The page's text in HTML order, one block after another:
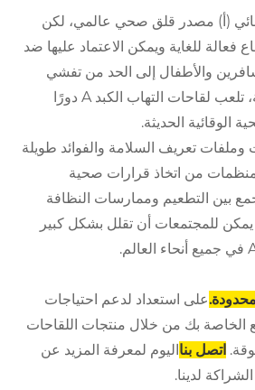
(أ) مصدر قلق صحي عالمي، لكن
فعالة للغاية ويمكن الاعتماد عليها ضد
والأطفال إلى الحد من تفشي
الأمراض الصحية العامة، تلعب لقاحات التهاب الكبد A دورًا
الوقائية الحديثة.
وملفات تعريف السلامة والفوائد طويلة
من اتخاذ قرارات صحية
بين التطعيم وممارسات النظافة
يمكن للمجتمعات أن تقلل بشكل كبير
على استعداد لدعم احتياجات
الخاصة بك من خلال منتجات اللقاحات
اتصل بنااليوم لمعرفة المزيد عن
لدينا.